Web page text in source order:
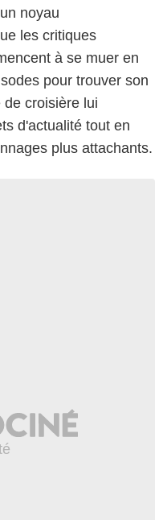
noyau
les critiques
à se muer en
pour trouver son
croisière lui
d'actualité tout en
plus attachants.